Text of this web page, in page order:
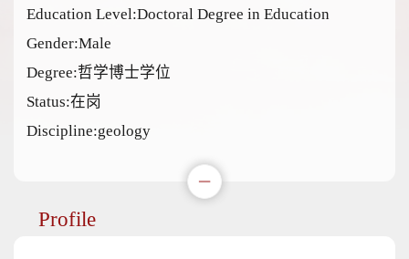
Education Level:Doctoral Degree in Education
Gender:Male
Degree:哲学博士学位
Status:在岗
Discipline:geology
Profile